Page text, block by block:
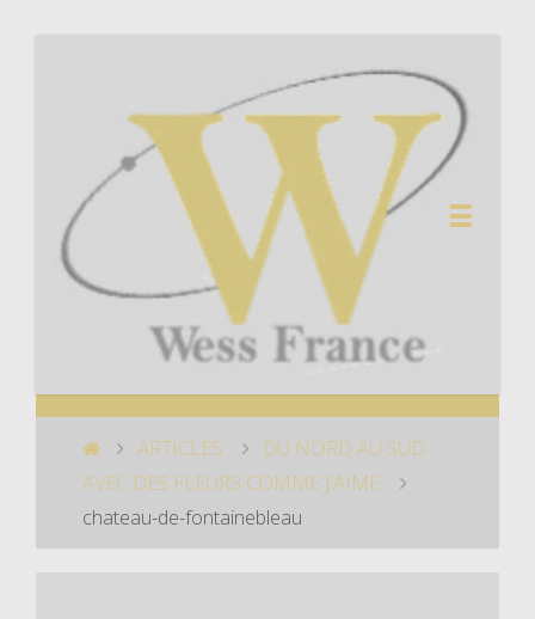
ARTICLES
DU NORD AU SUD
AVEC DES FLEURS COMME J'AIME
chateau-de-fontainebleau